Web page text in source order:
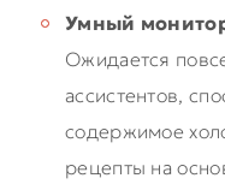
Умный
Ожидается
ассистентов,
содержимое
рецепты на